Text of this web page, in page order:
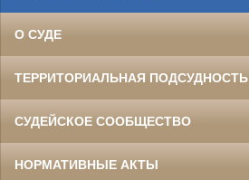
О СУДЕ
ТЕРРИТОРИАЛЬНАЯ ПОДСУДНОСТЬ
СУДЕЙСКОЕ СООБЩЕСТВО
НОРМАТИВНЫЕ АКТЫ